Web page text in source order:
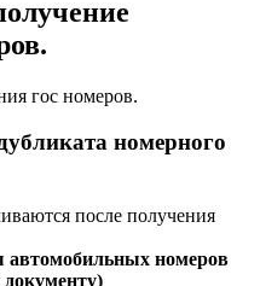
гос номеров.
номерного
после получения
номеров
документу)